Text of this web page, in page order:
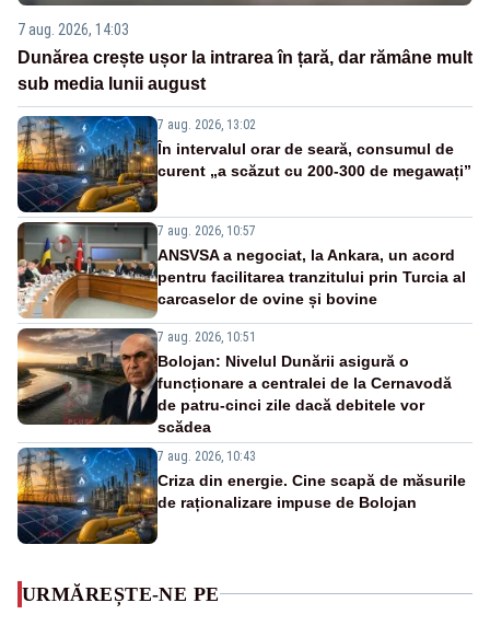
7 aug. 2026, 14:03
Dunărea crește ușor la intrarea în țară, dar rămâne mult
sub media lunii august
7 aug. 2026, 13:02
În intervalul orar de seară, consumul de
curent „a scăzut cu 200-300 de megawați”
7 aug. 2026, 10:57
ANSVSA a negociat, la Ankara, un acord
pentru facilitarea tranzitului prin Turcia al
carcaselor de ovine și bovine
7 aug. 2026, 10:51
Bolojan: Nivelul Dunării asigură o
funcționare a centralei de la Cernavodă
de patru-cinci zile dacă debitele vor
scădea
7 aug. 2026, 10:43
Criza din energie. Cine scapă de măsurile
de raționalizare impuse de Bolojan
URMĂREȘTE-NE PE